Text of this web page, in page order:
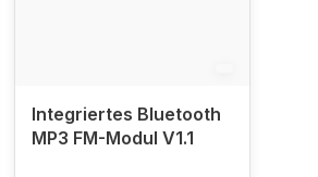
Integriertes Bluetooth
MP3 FM-Modul V1.1